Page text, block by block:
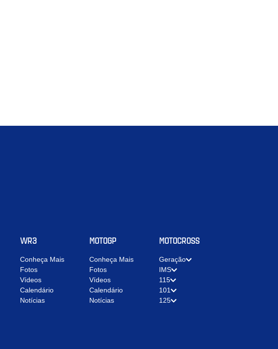
WR3
Conheça Mais
Fotos
Vídeos
Calendário
Notícias
MOTOGP
Conheça Mais
Fotos
Vídeos
Calendário
Notícias
MOTOCROSS
Geração
IMS
115
101
125